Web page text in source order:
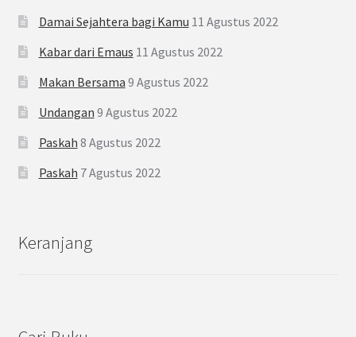
Damai Sejahtera bagi Kamu 11 Agustus 2022
Kabar dari Emaus 11 Agustus 2022
Makan Bersama 9 Agustus 2022
Undangan 9 Agustus 2022
Paskah 8 Agustus 2022
Paskah 7 Agustus 2022
Keranjang